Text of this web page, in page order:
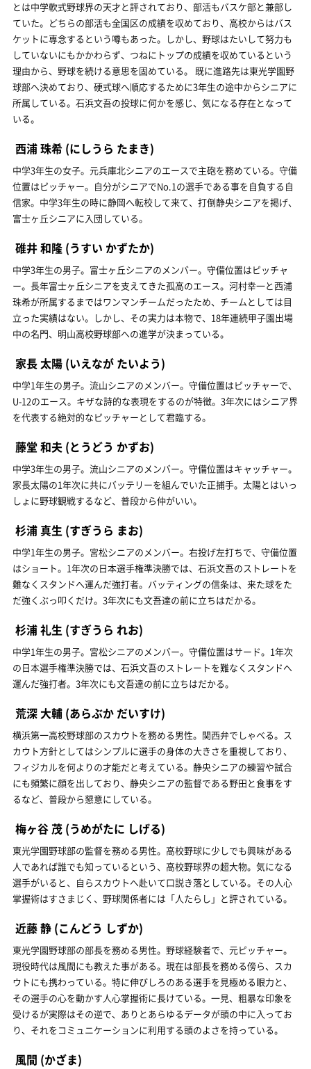
とは中学軟式野球界の天才と評されており、部活もバスケ部と兼部し
ていた。どちらの部活も全国区の成績を収めており、高校からはバス
ケットに専念するという噂もあった。しかし、野球はたいして努力も
していないにもかかわらず、つねにトップの成績を収めているという
理由から、野球を続ける意思を固めている。 既に進路先は東光学園野
球部へ決めており、硬式球へ順応するために3年生の途中からシニアに
所属している。石浜文吾の投球に何かを感じ、気になる存在となって
いる。
西浦 珠希 (にしうら たまき)
中学3年生の女子。元兵庫北シニアのエースで主砲を務めている。守備
位置はピッチャー。自分がシニアでNo.1の選手である事を自負する自
信家。中学3年生の時に静岡へ転校して来て、打倒静央シニアを掲げ、
富士ヶ丘シニアに入団している。
碓井 和隆 (うすい かずたか)
中学3年生の男子。富士ヶ丘シニアのメンバー。守備位置はピッチャ
ー。長年富士ヶ丘シニアを支えてきた孤高のエース。河村幸一と西浦
珠希が所属するまではワンマンチームだったため、チームとしては目
立った実績はない。しかし、その実力は本物で、18年連続甲子園出場
中の名門、明山高校野球部への進学が決まっている。
家長 太陽 (いえなが たいよう)
中学1年生の男子。流山シニアのメンバー。守備位置はピッチャーで、
U-12のエース。キザな詩的な表現をするのが特徴。3年次にはシニア界
を代表する絶対的なピッチャーとして君臨する。
藤堂 和夫 (とうどう かずお)
中学3年生の男子。流山シニアのメンバー。守備位置はキャッチャー。
家長太陽の1年次に共にバッテリーを組んでいた正捕手。太陽とはいっ
しょに野球観戦するなど、普段から仲がいい。
杉浦 真生 (すぎうら まお)
中学1年生の男子。宮松シニアのメンバー。右投げ左打ちで、守備位置
はショート。1年次の日本選手権準決勝では、石浜文吾のストレートを
難なくスタンドへ運んだ強打者。バッティングの信条は、来た球をた
だ強くぶっ叩くだけ。3年次にも文吾達の前に立ちはだかる。
杉浦 礼生 (すぎうら れお)
中学1年生の男子。宮松シニアのメンバー。守備位置はサード。1年次
の日本選手権準決勝では、石浜文吾のストレートを難なくスタンドへ
運んだ強打者。3年次にも文吾達の前に立ちはだかる。
荒深 大輔 (あらぶか だいすけ)
横浜第一高校野球部のスカウトを務める男性。関西弁でしゃべる。ス
カウト方針としてはシンプルに選手の身体の大きさを重視しており、
フィジカルを何よりの才能だと考えている。静央シニアの練習や試合
にも頻繁に顔を出しており、静央シニアの監督である野田と食事をす
るなど、普段から懇意にしている。
梅ヶ谷 茂 (うめがたに しげる)
東光学園野球部の監督を務める男性。高校野球に少しでも興味がある
人であれば誰でも知っているという、高校野球界の超大物。気になる
選手がいると、自らスカウトへ赴いて口説き落としている。その人心
掌握術はすさまじく、野球関係者には「人たらし」と評されている。
近藤 静 (こんどう しずか)
東光学園野球部の部長を務める男性。野球経験者で、元ピッチャー。
現役時代は風間にも教えた事がある。現在は部長を務める傍ら、スカ
ウトにも携わっている。特に伸びしろのある選手を見極める眼力と、
その選手の心を動かす人心掌握術に長けている。一見、粗暴な印象を
受けるが実際はその逆で、ありとあらゆるデータが頭の中に入ってお
り、それをコミュニケーションに利用する頭のよさを持っている。
風間 (かざま)